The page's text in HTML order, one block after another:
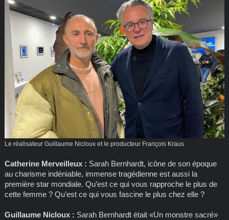
Le réalisateur Guillaume Nicloux et le producteur François Kraus
Catherine Merveilleux : Sarah Bernhardt, icône de son époque
au charisme indéniable, immense tragédienne est aussi la
première star mondiale. Qu’est ce qui vous rapproche le plus de
cette femme ? Qu’est ce qui vous fascine le plus chez elle ?
Guillaume Nicloux : Sarah Bernhardt était «Un monstre sacré»